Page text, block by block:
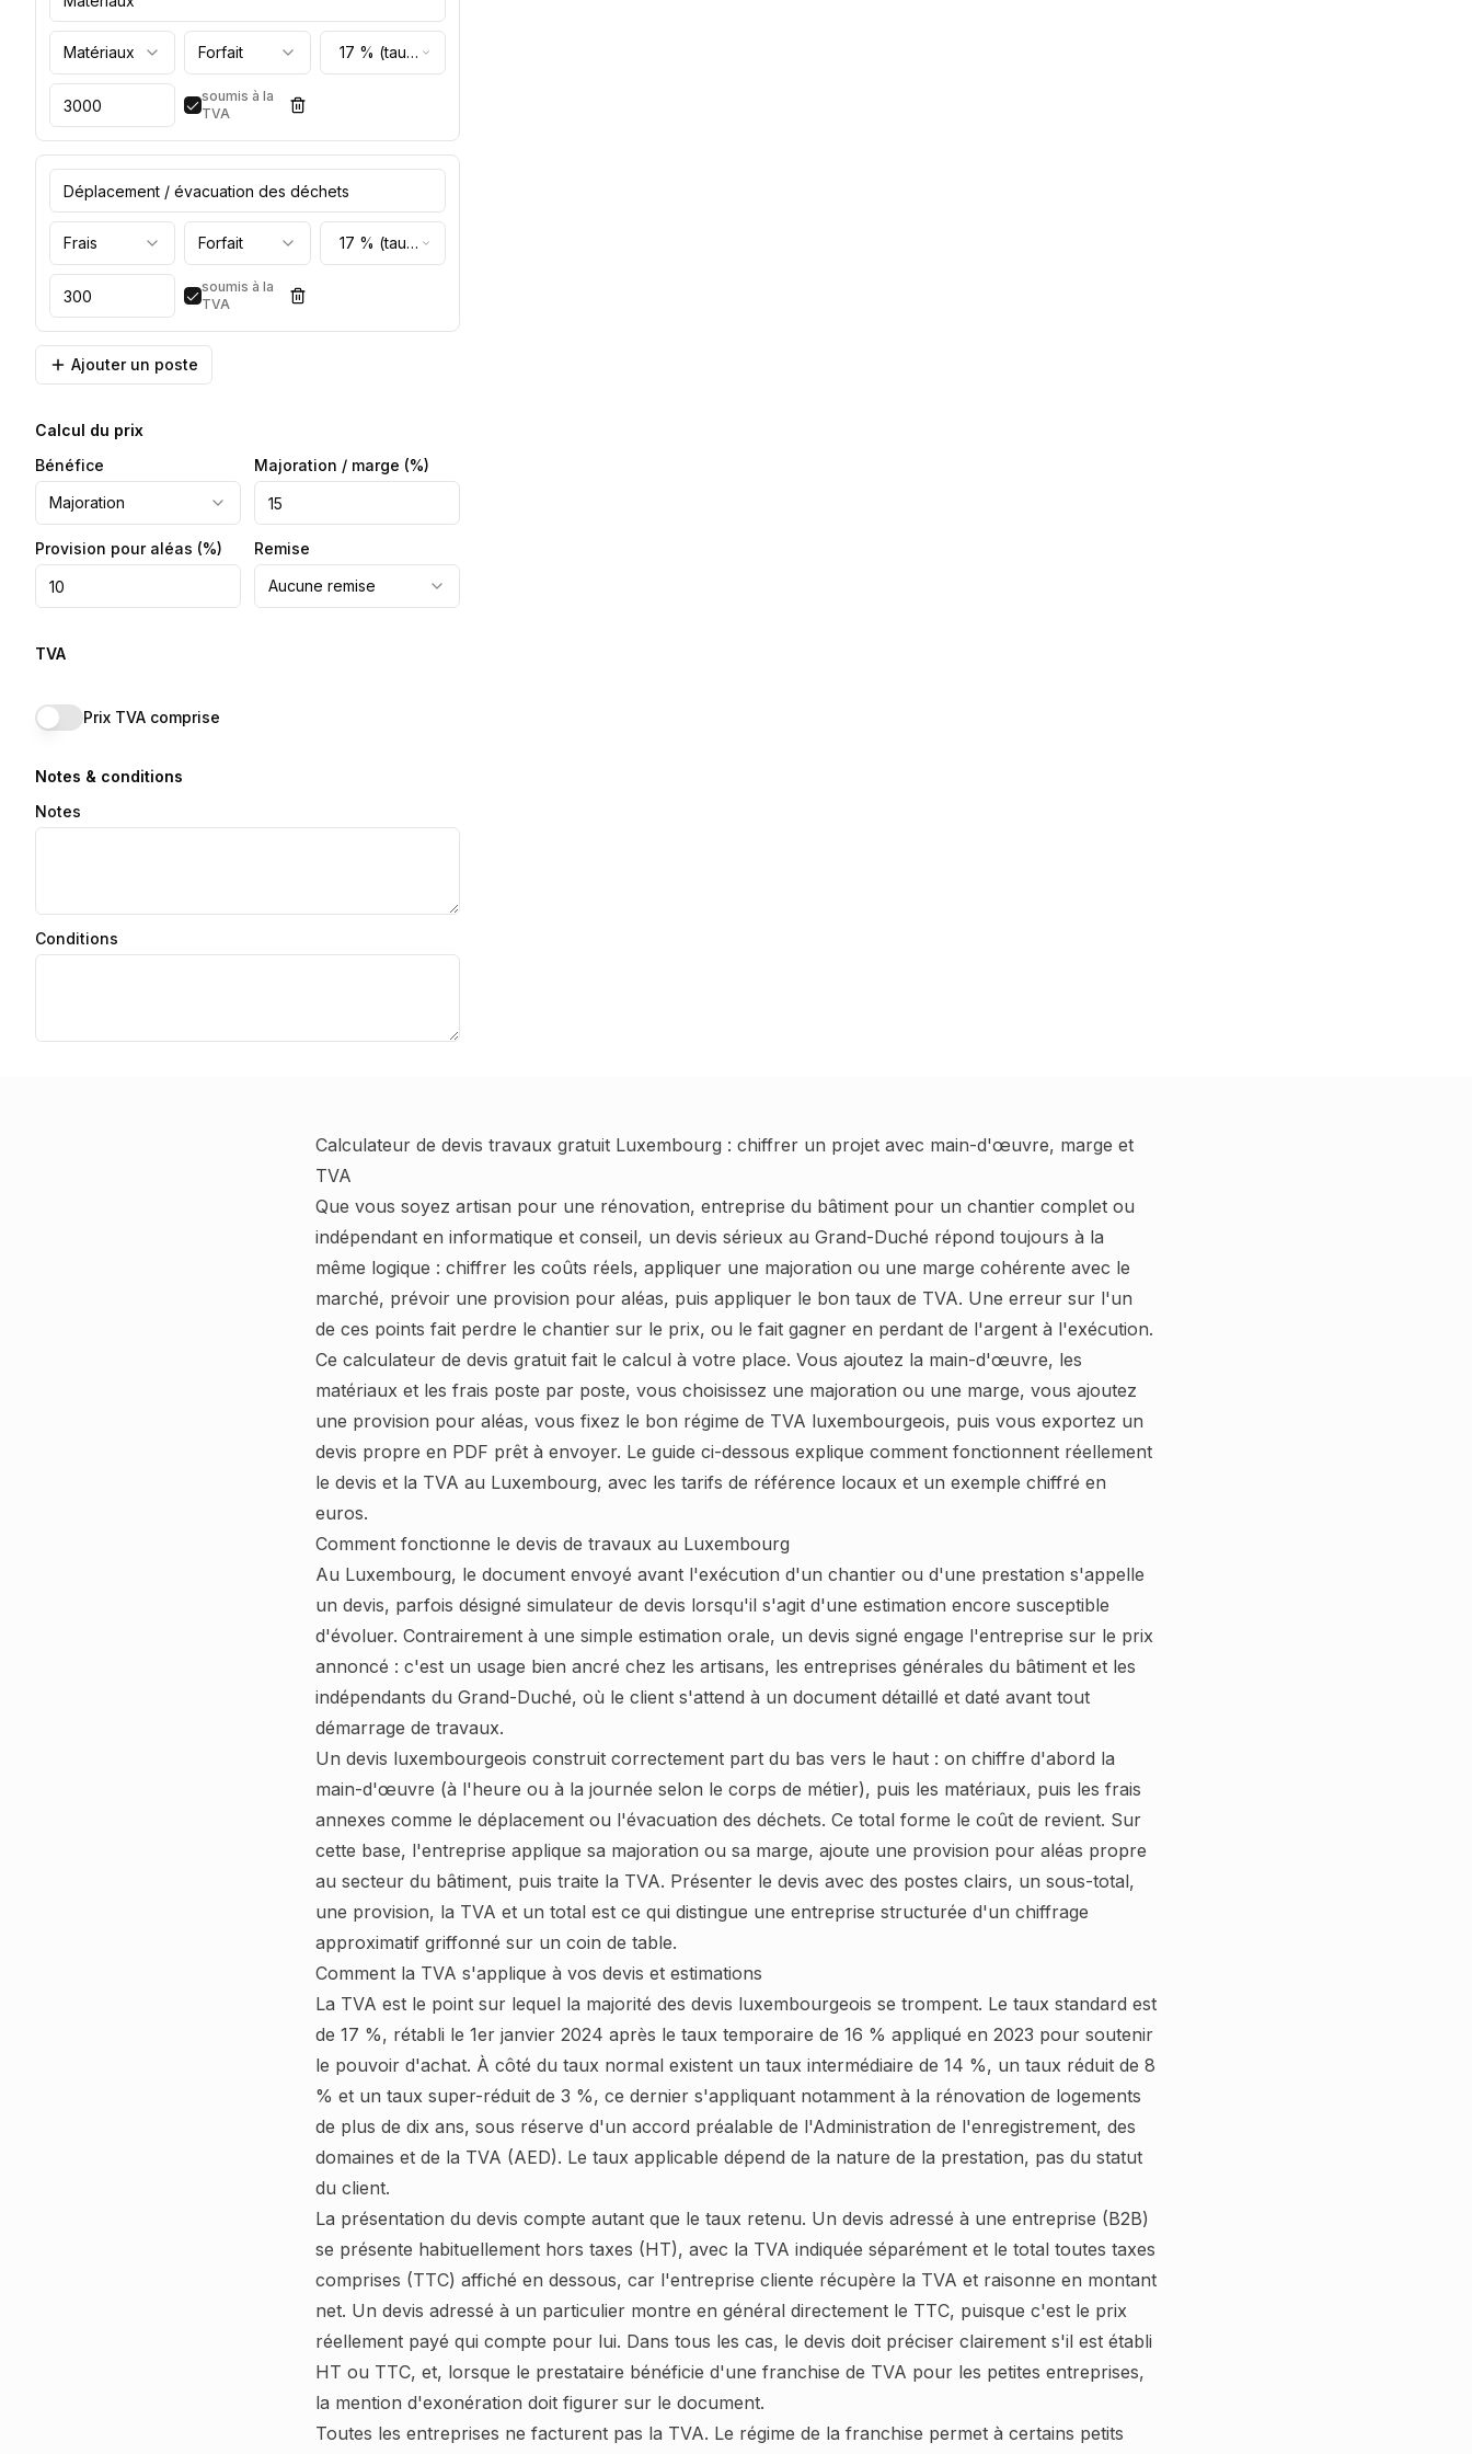
Matériaux Forfait
17 % (taux
normal)
soumis à la
TVA
Frais Forfait
17 % (taux
normal)
soumis à la
TVA
Ajouter un poste
Calcul du prix
Bénéfice
Majoration
Majoration / marge (%)
Provision pour aléas (%)
Remise
Aucune remise
TVA
Prix TVA comprise
Notes & conditions
Notes
Conditions
Calculateur de devis travaux gratuit Luxembourg : chiffrer un projet avec main-d'œuvre, marge et
TVA
Que vous soyez artisan pour une rénovation, entreprise du bâtiment pour un chantier complet ou
indépendant en informatique et conseil, un devis sérieux au Grand-Duché répond toujours à la
même logique : chiffrer les coûts réels, appliquer une majoration ou une marge cohérente avec le
marché, prévoir une provision pour aléas, puis appliquer le bon taux de TVA. Une erreur sur l'un
de ces points fait perdre le chantier sur le prix, ou le fait gagner en perdant de l'argent à l'exécution.
Ce calculateur de devis gratuit fait le calcul à votre place. Vous ajoutez la main-d'œuvre, les
matériaux et les frais poste par poste, vous choisissez une majoration ou une marge, vous ajoutez
une provision pour aléas, vous fixez le bon régime de TVA luxembourgeois, puis vous exportez un
devis propre en PDF prêt à envoyer. Le guide ci-dessous explique comment fonctionnent réellement
le devis et la TVA au Luxembourg, avec les tarifs de référence locaux et un exemple chiffré en
euros.
Comment fonctionne le devis de travaux au Luxembourg
Au Luxembourg, le document envoyé avant l'exécution d'un chantier ou d'une prestation s'appelle
un devis, parfois désigné simulateur de devis lorsqu'il s'agit d'une estimation encore susceptible
d'évoluer. Contrairement à une simple estimation orale, un devis signé engage l'entreprise sur le prix
annoncé : c'est un usage bien ancré chez les artisans, les entreprises générales du bâtiment et les
indépendants du Grand-Duché, où le client s'attend à un document détaillé et daté avant tout
démarrage de travaux.
Un devis luxembourgeois construit correctement part du bas vers le haut : on chiffre d'abord la
main-d'œuvre (à l'heure ou à la journée selon le corps de métier), puis les matériaux, puis les frais
annexes comme le déplacement ou l'évacuation des déchets. Ce total forme le coût de revient. Sur
cette base, l'entreprise applique sa majoration ou sa marge, ajoute une provision pour aléas propre
au secteur du bâtiment, puis traite la TVA. Présenter le devis avec des postes clairs, un sous-total,
une provision, la TVA et un total est ce qui distingue une entreprise structurée d'un chiffrage
approximatif griffonné sur un coin de table.
Comment la TVA s'applique à vos devis et estimations
La TVA est le point sur lequel la majorité des devis luxembourgeois se trompent. Le taux standard est
de 17 %, rétabli le 1er janvier 2024 après le taux temporaire de 16 % appliqué en 2023 pour soutenir
le pouvoir d'achat. À côté du taux normal existent un taux intermédiaire de 14 %, un taux réduit de 8
% et un taux super-réduit de 3 %, ce dernier s'appliquant notamment à la rénovation de logements
de plus de dix ans, sous réserve d'un accord préalable de l'Administration de l'enregistrement, des
domaines et de la TVA (AED). Le taux applicable dépend de la nature de la prestation, pas du statut
du client.
La présentation du devis compte autant que le taux retenu. Un devis adressé à une entreprise (B2B)
se présente habituellement hors taxes (HT), avec la TVA indiquée séparément et le total toutes taxes
comprises (TTC) affiché en dessous, car l'entreprise cliente récupère la TVA et raisonne en montant
net. Un devis adressé à un particulier montre en général directement le TTC, puisque c'est le prix
réellement payé qui compte pour lui. Dans tous les cas, le devis doit préciser clairement s'il est établi
HT ou TTC, et, lorsque le prestataire bénéficie d'une franchise de TVA pour les petites entreprises,
la mention d'exonération doit figurer sur le document.
Toutes les entreprises ne facturent pas la TVA. Le régime de la franchise permet à certains petits